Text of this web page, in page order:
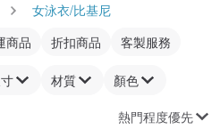
女泳衣/比基尼
商品 折扣商品 客製服務
材質 顏色
熱門程度優先